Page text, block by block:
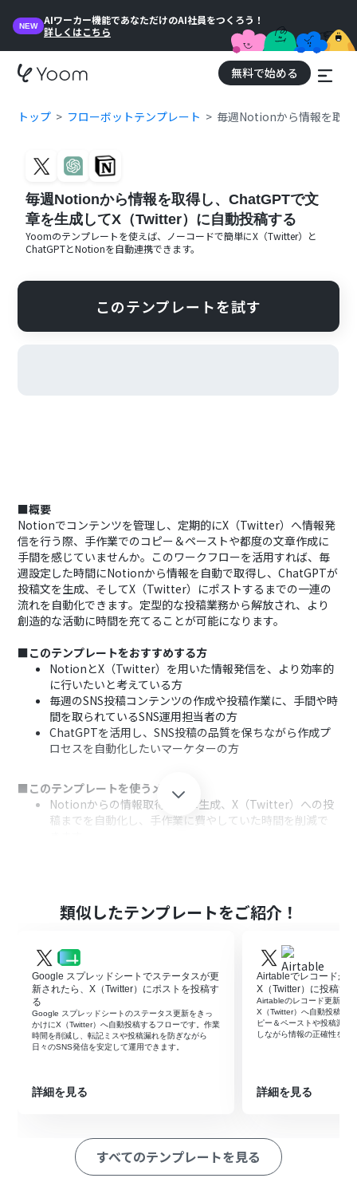
NEW
AIワーカー機能であなただけのAI社員をつくろう！
詳しくはこちら
無料で始める
トップ フローボットテンプレート 毎週Notionから情報を取
毎週Notionから情報を取得し、ChatGPTで文
章を生成してX（Twitter）に自動投稿する
Yoomのテンプレートを使えば、ノーコードで簡単にX（Twitter） と
ChatGPTとNotionを自動連携できます。
このテンプレートを試す
■概要
Notionでコンテンツを管理し、定期的にX（Twitter）へ情報発
信を行う際、手作業でのコピー＆ペーストや都度の文章作成に
手間を感じていませんか。このワークフローを活用すれば、毎
週設定した時間にNotionから情報を自動で取得し、ChatGPTが
投稿文を生成、そしてX（Twitter）にポストするまでの一連の
流れを自動化できます。定型的な投稿業務から解放され、より
創造的な活動に時間を充てることが可能になります。
■このテンプレートをおすすめする方
NotionとX（Twitter）を用いた情報発信を、より効率的
に行いたいと考えている方
毎週のSNS投稿コンテンツの作成や投稿作業に、手間や時
間を取られているSNS運用担当者の方
ChatGPTを活用し、SNS投稿の品質を保ちながら作成プ
ロセスを自動化したいマーケターの方
■このテンプレートを使うメリット
Notionからの情報取得、文章生成、X（Twitter）への投
稿までを自動化し、手作業に費やしていた時間を削減で
■フローボットの流れ
Yoomと連携します。
トリガーでスケジュールトリガー機能を選択し、「指定し
たスケジュールになったら」というアクションで、投稿を
次に、オペレーションでNotionの「レコードを取得す
る」アクションを設定し、投稿の元ネタとなる情報を取得
します。
成」アクションを設定し、Notionから取得した情報に基
づいた投稿文を生成させます。
ストします。
最後に、Notionの「レコードを更新する（ID検索）」ア
類似したテンプレートをご紹介！
Google スプレッドシートでステータスが更
新されたら、X（Twitter）にポストを投稿す
る
Google スプレッドシートのステータス更新をきっ
かけにX（Twitter）へ自動投稿するフローです。作業
時間を削減し、転記ミスや投稿漏れを防ぎながら
日々のSNS発信を安定して運用できます。
詳細を見る
Airtableでレコードが
X（Twitter）に投稿す
Airtableのレコード更新を
X（Twitter）へ自動投稿す
ピー＆ペーストや投稿漏れ
しながら情報の正確性を保
詳細を見る
すべてのテンプレートを見る